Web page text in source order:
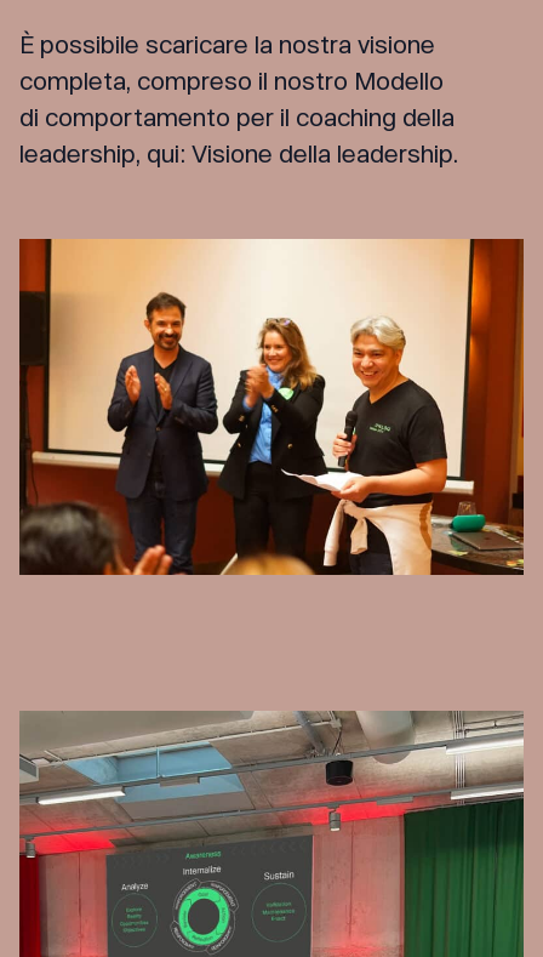
È possibile scaricare la nostra visione
completa, compreso il nostro Modello
di comportamento per il coaching della
leadership, qui: Visione della leadership.